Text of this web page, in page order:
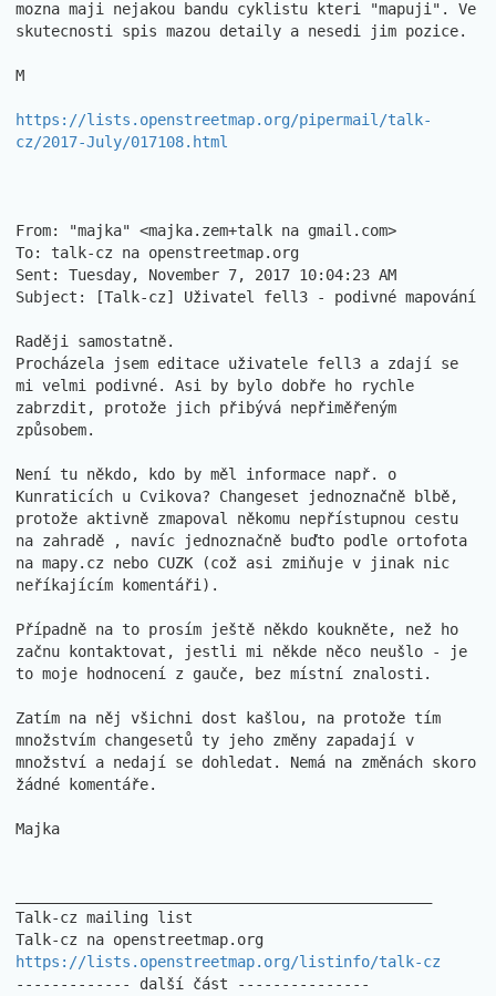
mozna maji nejakou bandu cyklistu kteri "mapuji". Ve
skutecnosti spis mazou detaily a nesedi jim pozice.
M
https://lists.openstreetmap.org/pipermail/talk-
cz/2017-July/017108.html
From: "majka" <majka.zem+talk na gmail.com>
To: talk-cz na openstreetmap.org
Sent: Tuesday, November 7, 2017 10:04:23 AM
Subject: [Talk-cz] Uživatel fell3 - podivné mapování
Raději samostatně.
Procházela jsem editace uživatele fell3 a zdají se
mi velmi podivné. Asi by bylo dobře ho rychle
zabrzdit, protože jich přibývá nepřiměřeným
způsobem.
Není tu někdo, kdo by měl informace např. o
Kunraticích u Cvikova? Changeset jednoznačně blbě,
protože aktivně zmapoval někomu nepřístupnou cestu
na zahradě , navíc jednoznačně buďto podle ortofota
na mapy.cz nebo CUZK (což asi zmiňuje v jinak nic
neříkajícím komentáři).
Případně na to prosím ještě někdo koukněte, než ho
začnu kontaktovat, jestli mi někde něco neušlo - je
to moje hodnocení z gauče, bez místní znalosti.
Zatím na něj všichni dost kašlou, na protože tím
množstvím changesetů ty jeho změny zapadají v
množství a nedají se dohledat. Nemá na změnách skoro
žádné komentáře.
Majka
Talk-cz mailing list
https://lists.openstreetmap.org/listinfo/talk-cz
------------- další část ---------------